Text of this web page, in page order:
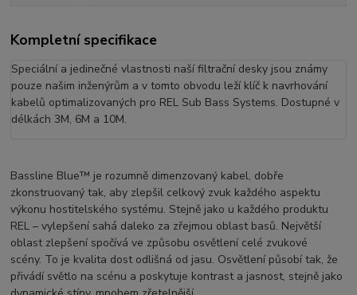
Kompletní specifikace
Speciální a jedinečné vlastnosti naší filtrační desky jsou známy
pouze našim inženýrům a v tomto obvodu leží klíč k navrhování
kabelů optimalizovaných pro REL Sub Bass Systems. Dostupné v
délkách 3M, 6M a 10M.
Bassline Blue™ je rozumně dimenzovaný kabel, dobře
zkonstruovaný tak, aby zlepšil celkový zvuk každého aspektu
výkonu hostitelského systému. Stejně jako u každého produktu
REL – vylepšení sahá daleko za zřejmou oblast basů. Největší
oblast zlepšení spočívá ve způsobu osvětlení celé zvukové
scény. To je kvalita dost odlišná od jasu. Osvětlení působí tak, že
přivádí světlo na scénu a poskytuje kontrast a jasnost, stejně jako